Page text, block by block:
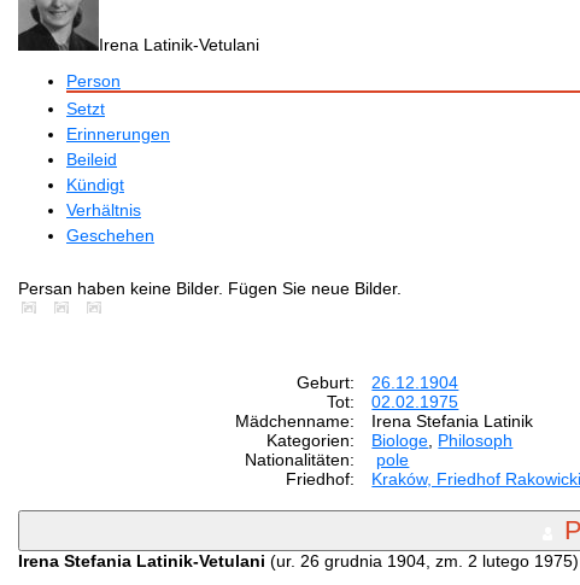
Irena Latinik-Vetulani
Person
Setzt
Erinnerungen
Beileid
Kündigt
Verhältnis
Geschehen
Persan haben keine Bilder. Fügen Sie neue Bilder.
Geburt:
26.12.1904
Tot:
02.02.1975
Mädchenname:
Irena Stefania Latinik
Kategorien:
Biologe Philosoph
Nationalitäten:
pole
Friedhof:
Kraków, Friedhof Rakowicki
Irena Stefania Latinik-Vetulani (ur. 26 grudnia 1904, zm. 2 lutego